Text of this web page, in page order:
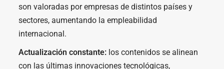
son valoradas por empresas de distintos países y
sectores, aumentando la empleabilidad
internacional.
Actualización constante: los contenidos se alinean
con las últimas innovaciones tecnológicas,